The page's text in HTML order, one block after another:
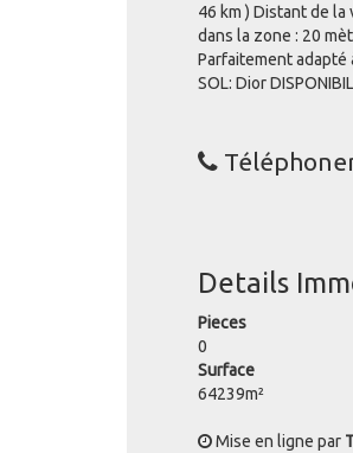
46 km ) Distant de
dans la zone : 20
Parfaitement adapté
SOL: Dior
Details
Pieces
0
Surface
64239m²
Mise en ligne par